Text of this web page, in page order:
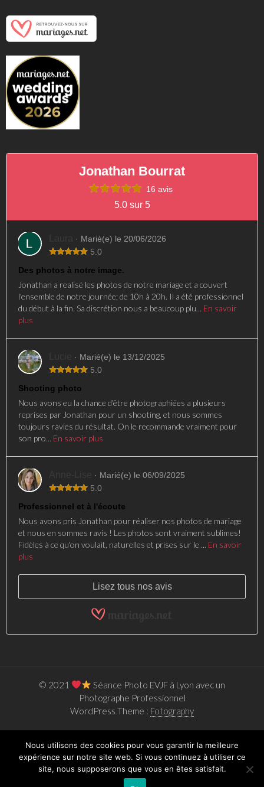
Jonathan Bourrat
16 avis
5.0 sur 5
· Marié(e) le 20/06/2026
5.0
Des photos à notre image.
Jonathan a realisé les photos de notre mariage et a couvert
l'ensemble de notre journée; de 10h à 20h. Il a été professionnel
du début à la fin. Sa discrétion nous a beaucoup plu... En savoir
plus
· Marié(e) le 13/12/2025
5.0
Shooting photo
Nous avons eu la chance d'être photographiées a plusieurs
reprises par Jonathan pour un shooting, et nous sommes
toujours ravies du résultat. On le recommande vraiment pour
son pro... En savoir plus
· Marié(e) le 06/09/2025
5.0
Professionnel et à l'écoute
Nous avons pris Jonathan pour réaliser nos photos de mariage
et nous en sommes ravis ! Les photos sont vraiment sublimes!
Fidèles à ce qu'on voulait, naturelles et prises sur le ... En savoir
plus
Lisez tous nos avis
© 2021
Séance Photo EVJF à Lyon avec un
Photographe Professionnel
WordPress Theme : Fotography
Nous utilisons des cookies pour vous garantir la meilleure
expérience sur notre site web. Si vous continuez à utiliser ce
site, nous supposerons que vous en êtes satisfait.